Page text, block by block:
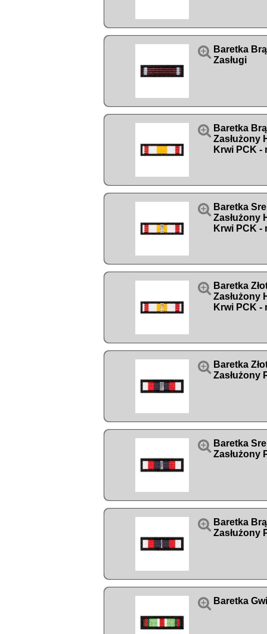
 Baretka
Zasługi
 Baretka
Zasłużony
Krwi PCK -
 Baretka
Zasłużony
Krwi PCK -
 Baretka
Zasłużony
Krwi PCK -
 Baretka
Zasłużony
 Baretka
Zasłużony
 Baretka
Zasłużony
 Baretka